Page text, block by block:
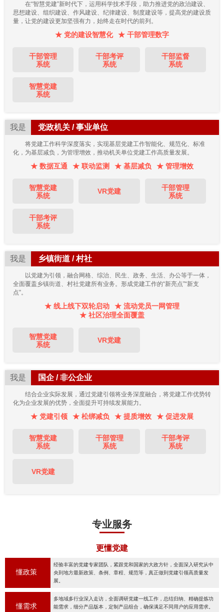
在“智慧党建”新时代下，运用科学技术手段，助力推进党的政治建设、
思想建设、组织建设、作风建设、纪律建设、制度建设等，提高党的建设质
量，让党的建设更加坚强有力，始终走在时代的前列。
★ 党的建设智慧化 ★ 干部管理数字
干部管理
系统
干部考评
系统
干部监督
系统
智慧党建
系统
我是 党政机关 / 事业单位
将党建工作科学深度落实，实现基层党建工作智能化、规范化、标准
化，为基层减负，为管理增效，推动机关单位党建工作高质量发展。
★ 数据互通 ★ 联动监测 ★ 基层减负 ★ 管理增效
智慧党建
系统
VR党建
干部管理
系统
干部考评
系统
我是 乡镇街道 / 村社
以党建为引领，融合网格、综治、民生、政务、生活、办公等于一体，
全面覆盖乡镇街道、村社党建所有业务。形成党建工作的“新亮点”“新支
点”。
★ 线上线下双轮启动
★ 流动党员一网管理
★ 社区治理全面覆盖
智慧党建
系统
VR党建
我是 国企 / 非公企业
结合企业实际发展，通过党建引领将业务深度融合，将党建工作优势转
化为企业发展的优势，全面提升可持续发展能力。
★ 党建引领 ★ 松绑减负 ★ 提质增效 ★ 促进发展
智慧党建
系统
干部管理
系统
干部考评
系统
VR党建
专业服务
更懂党建
懂政策
经验丰富的党建专家团队，紧跟党和国家的大政方针，全面深入研究从中
央到地方最新政策、条例、章程、规范等，真正做到党建引领高质量发
展。
懂需求
多地域多行业深入走访，全面调研党建一线工作，总结归纳、精确提炼功
能需求，细分产品版本，定制产品组合，确保满足不同用户的应用需求。